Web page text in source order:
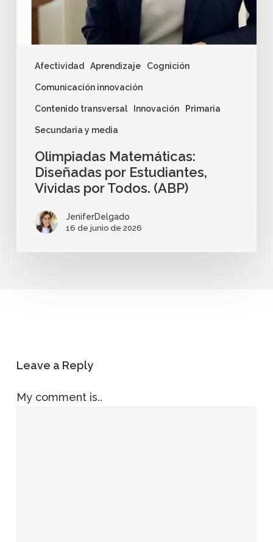
Afectividad Aprendizaje Cognición
Comunicación innovación
Contenido transversal Innovación Primaria
Secundaria y media
Olimpiadas Matemáticas:
Diseñadas por Estudiantes,
Vividas por Todos. (ABP)
JeniferDelgado
16 de junio de 2026
Leave a Reply
My comment is..